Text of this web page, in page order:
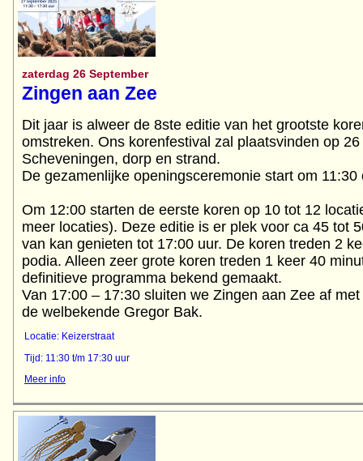
zaterdag 26 September
Zingen aan Zee
Dit jaar is alweer de 8ste editie van het grootste
omstreken. Ons korenfestival zal plaatsvinden op
Scheveningen, dorp en strand.
De gezamenlijke openingsceremonie start om
Om 12:00 starten de eerste koren op 10 tot 12
meer locaties). Deze editie is er plek voor ca 45 tot
van kan genieten tot 17:00 uur. De koren treden 2
podia. Alleen zeer grote koren treden 1 keer 40
definitieve programma bekend gemaakt.
Van 17:00 – 17:30 sluiten we Zingen aan Zee af
Locatie: Keizerstraat
Tijd: 11:30 t/m 17:30 uur
Meer info